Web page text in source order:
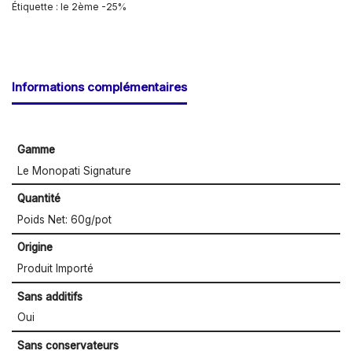
Étiquette : le 2ème -25%
Informations complémentaires
Gamme
Le Monopati Signature
Quantité
Poids Net: 60g/pot
Origine
Produit Importé
Sans additifs
Oui
Sans conservateurs